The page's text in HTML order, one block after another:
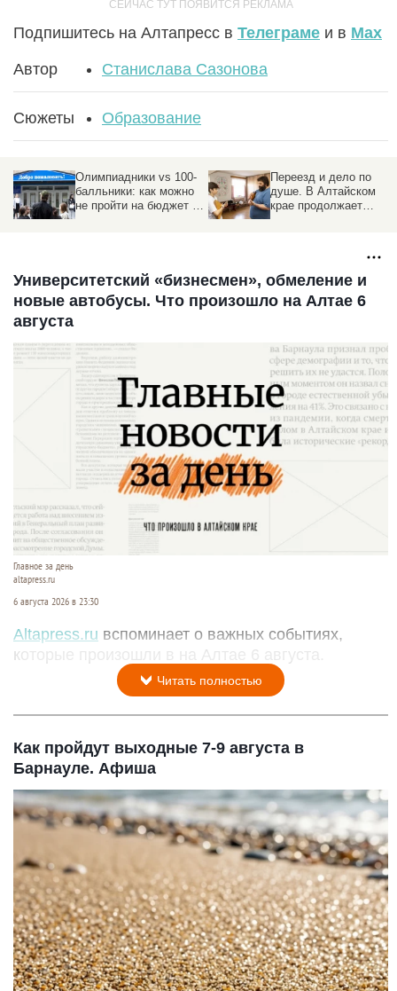
Подпишитесь на Алтапресс в Телеграме и в Max
Автор Станислава Сазонова
Сюжеты Образование
Олимпиадники vs 100-
балльники: как можно
не пройти на бюджет в
Переезд и дело по
душе. В Алтайском
крае продолжает
Университетский «бизнесмен», обмеление и
новые автобусы. Что произошло на Алтае 6
августа
Главное за день
altapress.ru
6 августа 2026 в 23:30
Altapress.ru вспоминает о важных событиях,
которые произошли в на Алтае 6 августа.
Читать полностью
Как пройдут выходные 7-9 августа в
Барнауле. Афиша